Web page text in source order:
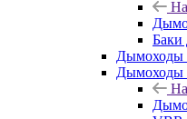
Баки
Дымоходы
Дымоходы